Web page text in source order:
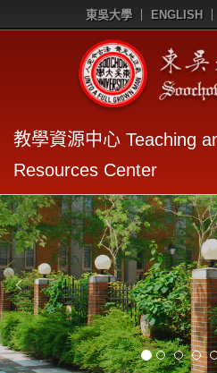
東吳大學 ENGLISH
教學資源中心 Teaching
Resources Center